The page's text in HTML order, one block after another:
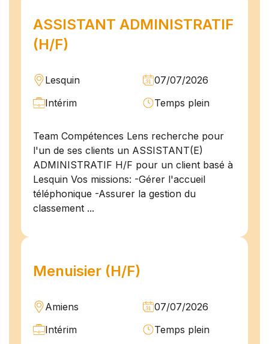
ASSISTANT ADMINISTRATIF
(H/F)
Lesquin
07/07/2026
Intérim
Temps plein
Team Compétences Lens recherche pour
l'un de ses clients un ASSISTANT(E)
ADMINISTRATIF H/F pour un client basé à
Lesquin Vos missions: -Gérer l'accueil
téléphonique -Assurer la gestion du
classement ...
Menuisier (H/F)
Amiens
07/07/2026
Intérim
Temps plein